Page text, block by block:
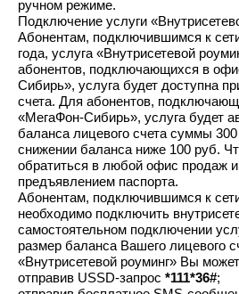
ручном режиме.
Подключение услуги
Абонентам, подключившимся к
года, услуга «Внутрисетевой
абонентов, подключающихся в
Сибирь», услуга будет доступна
счета. Для абонентов,
«МегаФон-Сибирь», услуга будет
баланса лицевого счета суммы
снижении баланса ниже 100 руб.
обратиться в любой офис продаж
предъявлением паспорта.
Абонентам, подключившимся к
необходимо подключить
самостоятельном подключении
размер баланса Вашего лицевого
«Внутрисетевой роуминг» Вы
отправив USSD-запрос *111*36#;